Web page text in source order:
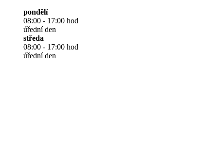
pondělí
08:00 - 17:00 hod
úřední den
středa
08:00 - 17:00 hod
úřední den